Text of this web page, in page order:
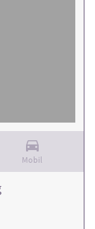
Mobil